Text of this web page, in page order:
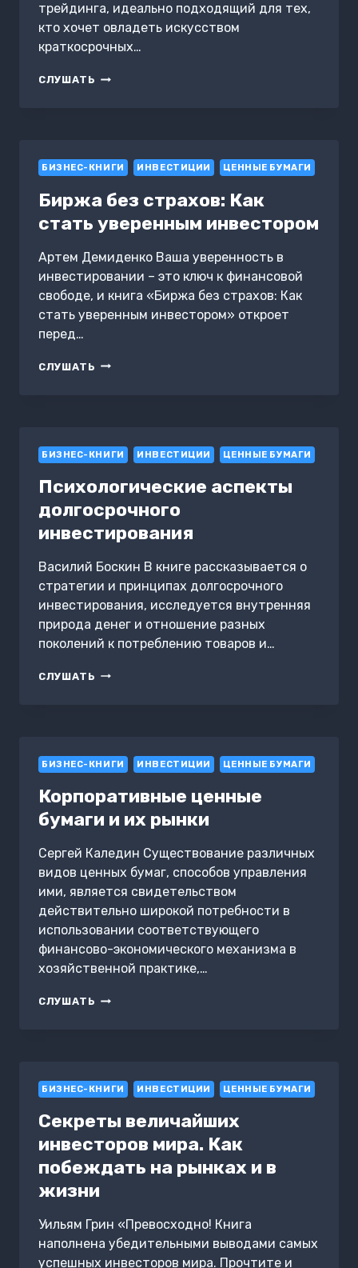
трейдинга, идеально подходящий для тех,
кто хочет овладеть искусством
краткосрочных…
СЛУШАТЬ СВИНГ-
БИЗНЕС-КНИГИ ИНВЕСТИЦИИ ЦЕННЫЕ БУМАГИ
Биржа без страхов: Как
стать уверенным инвестором
Артем Демиденко Ваша уверенность в
инвестировании – это ключ к финансовой
свободе, и книга «Биржа без страхов: Как
стать уверенным инвестором» откроет
перед…
СЛУШАТЬ БИРЖА
ИНВЕСТОРОМ
БИЗНЕС-КНИГИ ИНВЕСТИЦИИ ЦЕННЫЕ БУМАГИ
Психологические аспекты
долгосрочного
инвестирования
Василий Боскин В книге рассказывается о
стратегии и принципах долгосрочного
инвестирования, исследуется внутренняя
природа денег и отношение разных
поколений к потреблению товаров и…
СЛУШАТЬ ПСИХОЛОГИЧЕСКИЕ
БИЗНЕС-КНИГИ ИНВЕСТИЦИИ ЦЕННЫЕ БУМАГИ
Корпоративные ценные
бумаги и их рынки
Сергей Каледин Существование различных
видов ценных бумаг, способов управления
ими, является свидетельством
действительно широкой потребности в
использовании соответствующего
финансово-экономического механизма в
хозяйственной практике,…
СЛУШАТЬ КОРПОРАТИВНЫЕ
БИЗНЕС-КНИГИ ИНВЕСТИЦИИ ЦЕННЫЕ БУМАГИ
Секреты величайших
инвесторов мира. Как
побеждать на рынках и в
жизни
Уильям Грин «Превосходно! Книга
наполнена убедительными выводами самых
успешных инвесторов мира. Прочтите и